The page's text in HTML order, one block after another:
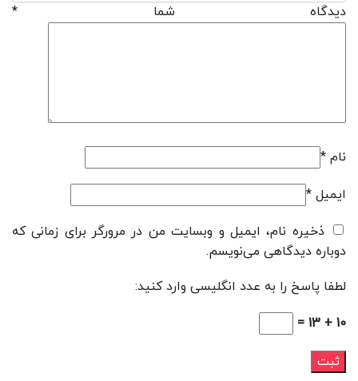
دیدگاه شما *
نام *
ایمیل *
ذخیره نام، ایمیل و وبسایت من در مرورگر برای زمانی که
دوباره دیدگاهی می‌نویسم.
لطفا پاسخ را به عدد انگلیسی وارد کنید:
10 + 13 =